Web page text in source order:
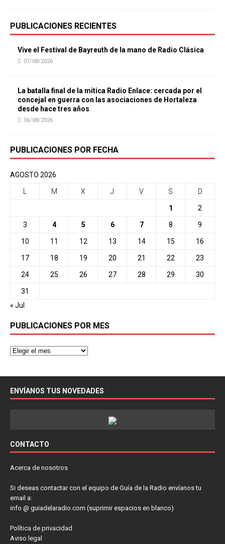
PUBLICACIONES RECIENTES
Vive el Festival de Bayreuth de la mano de Radio Clásica
07/08/2026
La batalla final de la mítica Radio Enlace: cercada por el
concejal en guerra con las asociaciones de Hortaleza
desde hace tres años
06/08/2026
PUBLICACIONES POR FECHA
AGOSTO 2026
M X J V S D
1 2
3 4 5 6 7 8 9
10 11 12 13 14 15 16
17 18 19 20 21 22 23
24 25 26 27 28 29 30
31
« Jul
PUBLICACIONES POR MES
ENVÍANOS TUS NOVEDADES
CONTACTO
Acerca de nosotros
Si deseas contactar con el equipo de Guía de la Radio envíanos tu
email a:
info @ guiadelaradio.com (suprimir espacios en blanco)
Política de privacidad
Aviso legal